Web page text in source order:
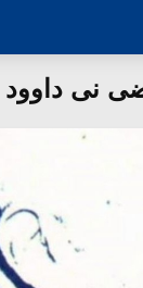
نی داوود